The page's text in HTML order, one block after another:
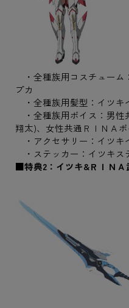
・全種族用コスチューム
プカ
・全種族用髪型：イツキ
・全種族用ボイス：男性
翔太)、女性共通ＲＩＮＡ
・アクセサリー：イツキ
・ステッカー：イツキス
■特典2：イツキ&ＲＩＮＡ